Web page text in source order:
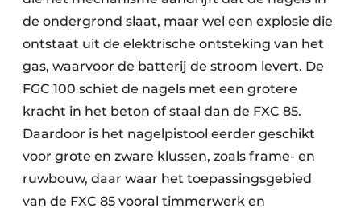
de ondergrond slaat, maar wel een explosie die
ontstaat uit de elektrische ontsteking van het
gas, waarvoor de batterij de stroom levert. De
FGC 100 schiet de nagels met een grotere
kracht in het beton of staal dan de FXC 85.
Daardoor is het nagelpistool eerder geschikt
voor grote en zware klussen, zoals frame- en
ruwbouw, daar waar het toepassingsgebied
van de FXC 85 vooral timmerwerk en